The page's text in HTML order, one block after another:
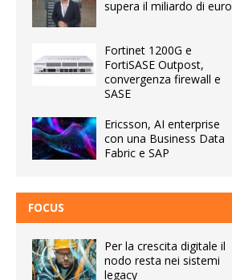
supera il miliardo di euro
Fortinet 1200G e
FortiSASE Outpost,
convergenza firewall e
SASE
Ericsson, AI enterprise
con una Business Data
Fabric e SAP
FOCUS
Per la crescita digitale il
nodo resta nei sistemi
legacy